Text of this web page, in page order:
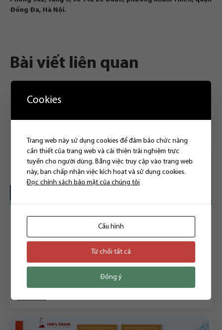
Đống Đa, Hà Nội.
Bài viết liên quan
Thủ Tục Đăng Ký Kinh Doanh Dịch Vụ Dạy Thêm: Những
08/07/2025
Cookies
Trang web này sử dụng cookies để đảm bảo chức năng
cần thiết của trang web và cải thiện trải nghiệm trực
tuyến cho người dùng. Bằng việc truy cập vào trang web
này, bạn chấp nhận việc kích hoạt và sử dụng cookies.
Đọc chính sách bảo mật của chúng tôi
Cấu hình
Từ chối tất cả
Đồng ý